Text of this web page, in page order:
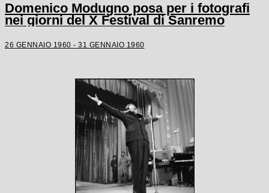
Domenico Modugno posa per i fotografi
nei giorni del X Festival di Sanremo
26 GENNAIO 1960 - 31 GENNAIO 1960